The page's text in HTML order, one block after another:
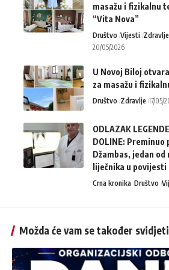
masažu i fizikalnu
“Vita Nova”
Društvo Vijesti Zdravlje
20/05/2026
U Novoj Biloj
za masažu i
Društvo Zdravlje 17/05/
ODLAZAK
DOLINE: Preminuo
Džambas, jedan
liječnika u povijesti
Crna kronika Društvo
Možda će vam se također svidjeti